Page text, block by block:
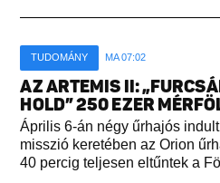
TUDOMÁNY MA 07:02
AZ ARTEMIS II:
HOLD” 250 EZER
Április 6-án négy űrhajós indult
misszió keretében az Orion
40 percig teljesen eltűntek a